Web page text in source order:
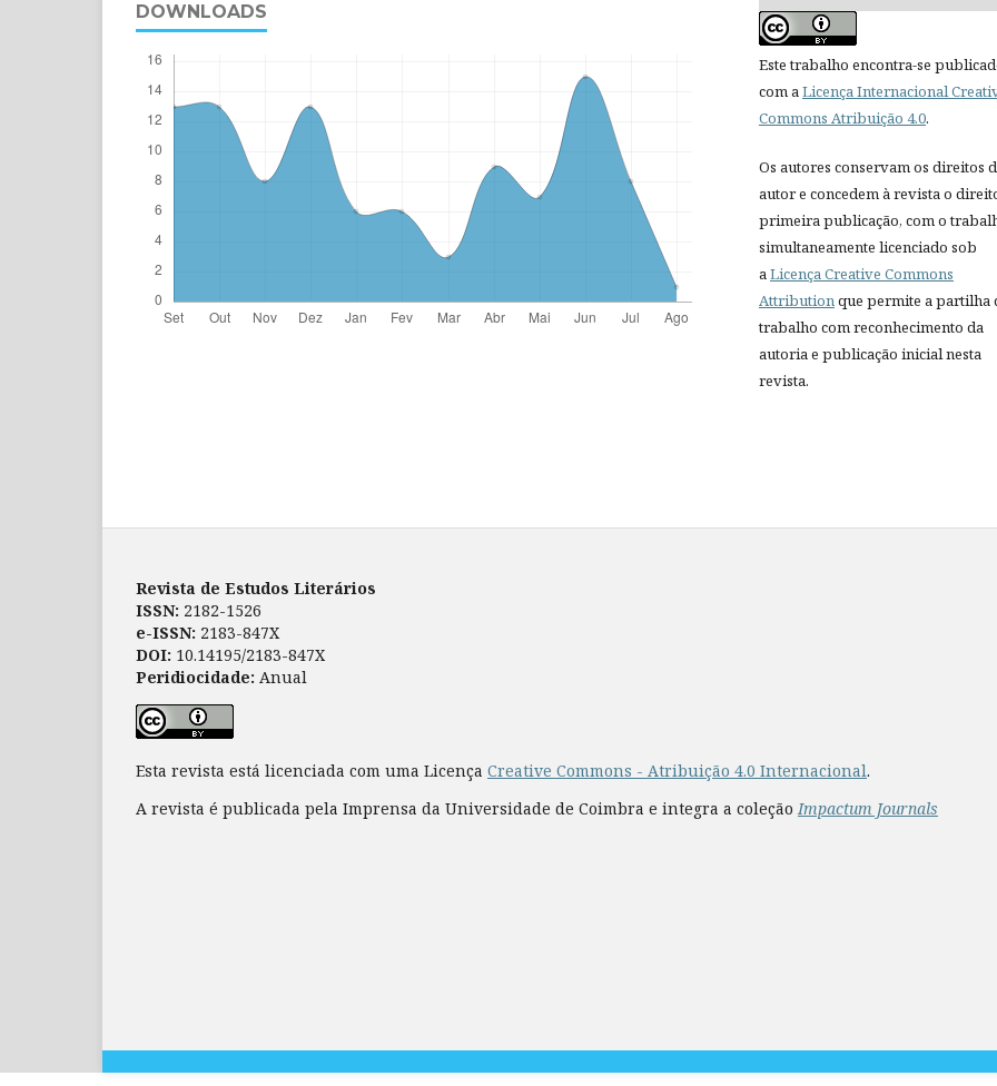
DOWNLOADS
Este trabalho encontra-se
com aLicença Internacional
Commons Atribuição 4.0.
Os autores conservam os direitos
autor e concedem à revista o
primeira publicação, com o
simultaneamente licenciado sob
aLicença Creative Commons
Attributionque permite a partilha
trabalho com reconhecimento da
autoria e publicação inicial nesta
revista.
Revista de Estudos Literários
ISSN: 2182-1526
e-ISSN: 2183-847X
DOI: 10.14195/2183-847X
Peridiocidade: Anual
Esta revista está licenciada com uma Licença Creative Commons - Atribuição 4.0 Internacional.
A revista é publicada pela Imprensa da Universidade de Coimbra e integra a coleçãoImpactum Journals